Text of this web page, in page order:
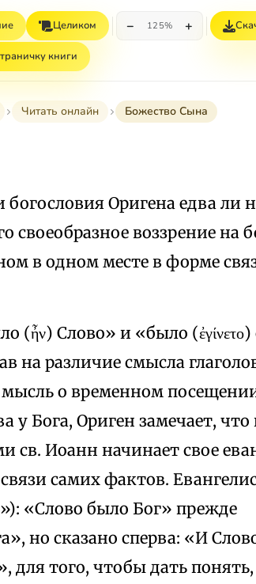
Целиком − 125% +
книги
Читать онлайн Божество Сына
Оригена едва ли
своеобразное воззрение на
в одном месте в форме
Слово» и «было (ἐγίνετο)
на различие смысла
мысль о временном
у Бога, Ориген замечает,
св. Иоанн начинает свое
самих фактов.
«Слово было Бог» прежде
но сказано сперва: «И
для того, чтобы дать